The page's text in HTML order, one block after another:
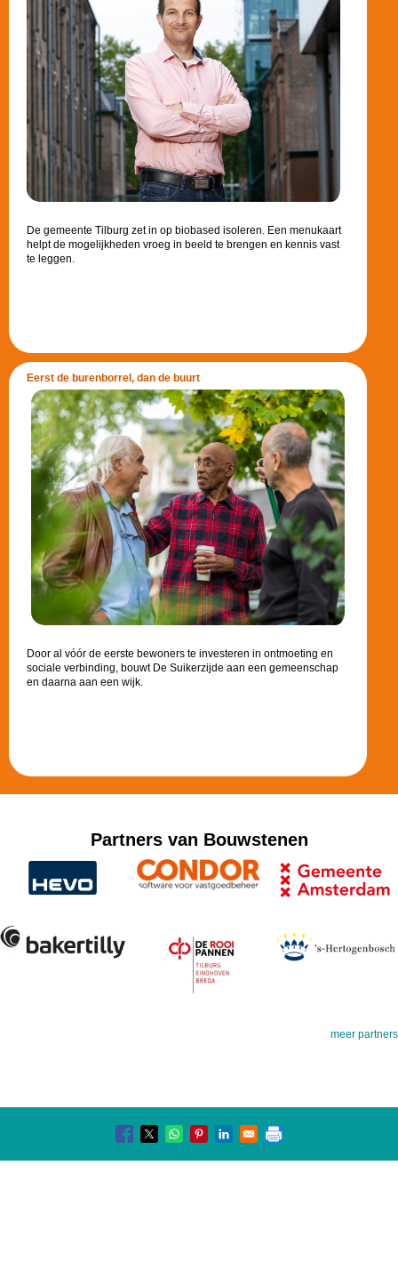
De gemeente Tilburg zet in op biobased isoleren. Een menukaart
helpt de mogelijkheden vroeg in beeld te brengen en kennis vast
te leggen.
Eerst de burenborrel, dan de buurt
Door al vóór de eerste bewoners te investeren in ontmoeting en
sociale verbinding, bouwt De Suikerzijde aan een gemeenschap
en daarna aan een wijk.
Partners van Bouwstenen
meer partners